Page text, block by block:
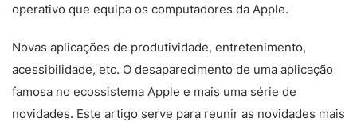
operativo que equipa os computadores da Apple.
Novas aplicações de produtividade, entretenimento,
acessibilidade, etc. O desaparecimento de uma aplicação
famosa no ecossistema Apple e mais uma série de
novidades. Este artigo serve para reunir as novidades mais